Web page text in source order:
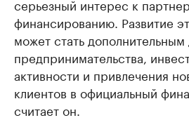
серьезный интерес к
финансированию. Развитие
может стать
предпринимательства,
активности и привлечения
клиентов в официальный
считает он.